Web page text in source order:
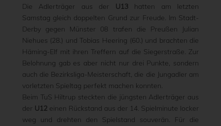
Die Adlerträger aus der U13hatten am letzten
Samstag gleich doppelten Grund zur Freude. Im Stadt-
Derby gegen Münster 08 trafen die Preußen Julian
Niehues (28.) und Tobias Heering (60.) und brachten die
Häming-Elf mit ihren Treffern auf die Siegerstraße. Zur
Belohnung gab es aber nicht nur drei Punkte, sondern
auch die Bezirksliga-Meisterschaft, die die Jungadler am
vorletzten Spieltag perfekt machen konnten.
Beim TuS Hiltrup steckten die jüngsten Adlerträger aus
der U12einen Rückstand aus der 14. Spielminute locker
weg und drehten den Spielstand souverän. Für die